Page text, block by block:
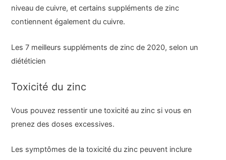
niveau de cuivre, et certains suppléments de zinc
contiennent également du cuivre.
Les 7 meilleurs suppléments de zinc de 2020, selon un
diététicien
Toxicité du zinc
Vous pouvez ressentir une toxicité au zinc si vous en
prenez des doses excessives.
Les symptômes de la toxicité du zinc peuvent inclure